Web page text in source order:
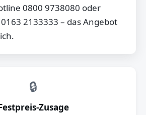
0800 9738080 oder
2133333 – das Angebot
🔒
Zusage